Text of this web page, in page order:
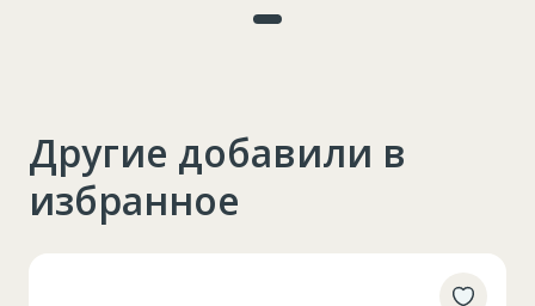
Другие добавили в
избранное